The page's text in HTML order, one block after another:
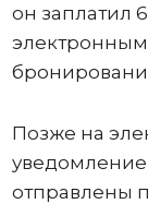
он заплатил
Позже на
отправлены